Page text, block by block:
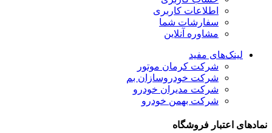
اطلاعات کاربری
سفارشات شما
مشاوره آنلاین
لینک‌های مفید
شرکت کرمان موتور
شرکت خودروسازان بم
شرکت مدیران خودرو
شرکت بهمن خودرو
نمادهای اعتبار فروشگاه